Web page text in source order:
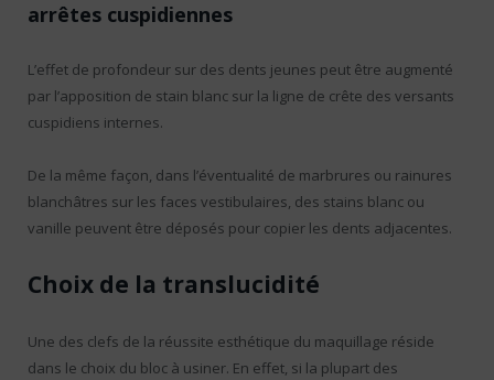
arrêtes cuspidiennes
L’effet de profondeur sur des dents jeunes peut être augmenté
par l’apposition de stain blanc sur la ligne de crête des versants
cuspidiens internes.
De la même façon, dans l’éventualité de marbrures ou rainures
blanchâtres sur les faces vestibulaires, des stains blanc ou
vanille peuvent être déposés pour copier les dents adjacentes.
Choix de la translucidité
Une des clefs de la réussite esthétique du maquillage réside
dans le choix du bloc à usiner. En effet, si la plupart des